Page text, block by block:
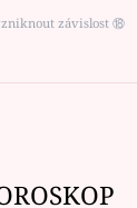
závislost ⑱